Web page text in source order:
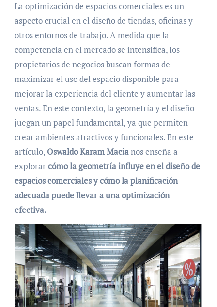
La optimización de espacios comerciales es un
aspecto crucial en el diseño de tiendas, oficinas y
otros entornos de trabajo. A medida que la
competencia en el mercado se intensifica, los
propietarios de negocios buscan formas de
maximizar el uso del espacio disponible para
mejorar la experiencia del cliente y aumentar las
ventas. En este contexto, la geometría y el diseño
juegan un papel fundamental, ya que permiten
crear ambientes atractivos y funcionales. En este
artículo, Oswaldo Karam Macianos enseña a
explorarcómo la geometría influye en el diseño de
espacios comerciales y cómo la planificación
adecuada puede llevar a una optimización
efectiva.